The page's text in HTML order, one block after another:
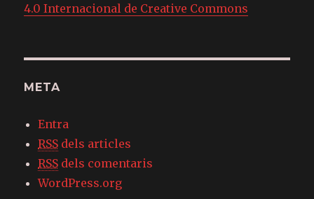
4.0 Internacional de Creative Commons
META
Entra
RSS dels articles
RSS dels comentaris
WordPress.org